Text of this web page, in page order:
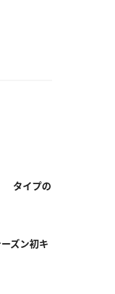
タイプの
ズン初キ